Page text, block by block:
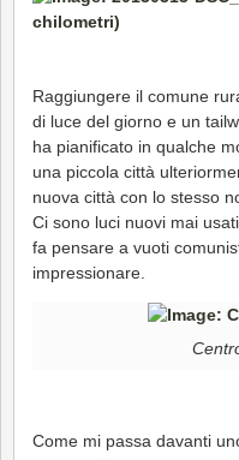
Raggiungere il comune
di luce del giorno e un
ha pianificato in qualche
una piccola città
nuova città con lo stesso
Ci sono luci nuovi mai
fa pensare a vuoti
impressionare.
Come mi passa davanti